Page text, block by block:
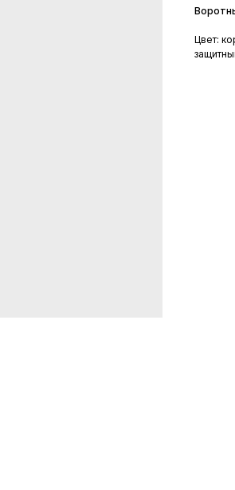
Цвет: